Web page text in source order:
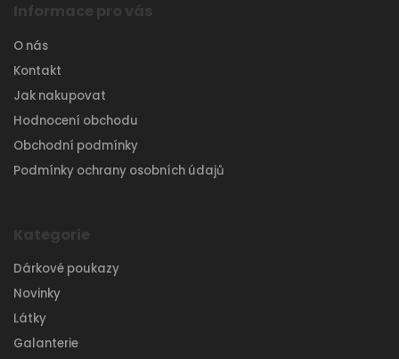
Informace pro vás
O nás
Kontakt
Jak nakupovat
Hodnocení obchodu
Obchodní podmínky
Podmínky ochrany osobních údajů
Kategorie
Dárkové poukazy
Novinky
Látky
Galanterie